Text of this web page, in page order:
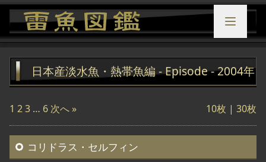
日本産淡水魚・熱帯魚編 - Episode - 2004年
1 23 … 6 次へ » 10枚 | 30枚
コリドラス・セルフィン